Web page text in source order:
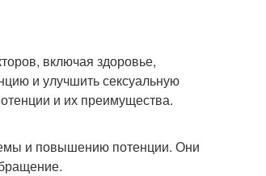
включая здоровье,
и улучшить сексуальную
и их преимущества.
и повышению потенции. Они